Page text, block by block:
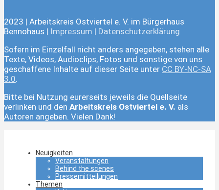
2023 | Arbeitskreis Ostviertel e. V. im Bürgerhaus
Bennohaus | Impressum | Datenschutzerklärung
Sofern im Einzelfall nicht anders angegeben, stehen alle
Texte, Videos, Audioclips, Fotos und sonstige von uns
geschaffene Inhalte auf dieser Seite unter CC BY-NC-SA
3.0.
Bitte bei Nutzung eurerseits jeweils die Quellseite
verlinken und den Arbeitskreis Ostviertel e. V. als
Autoren angeben. Vielen Dank!
Neuigkeiten
Veranstaltungen
Behind the scenes
Pressemitteilungen
Themen